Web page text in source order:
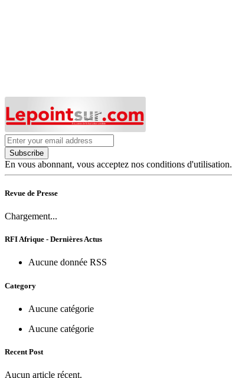
Subscribe
En vous abonnant, vous acceptez nos conditions d'utilisation.
Revue de Presse
Chargement...
RFI Afrique - Dernières Actus
Aucune donnée RSS
Category
Aucune catégorie
Aucune catégorie
Recent Post
Aucun article récent.